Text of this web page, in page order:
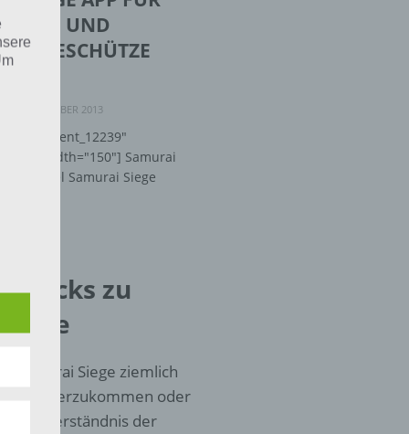
IPAD UND
– BESCHÜTZE
07. NOVEMBER 2013
width="150"] Samurai
das Spiel Samurai Siege
Tricks zu
Samurai Siege ziemlich
weiterzukommen oder
Verständnis der